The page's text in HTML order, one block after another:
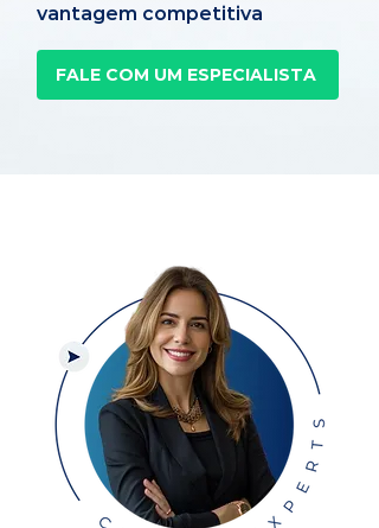
vantagem competitiva
FALE COM UM ESPECIALISTA